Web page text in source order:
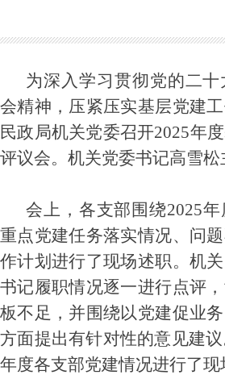
为深入学习贯彻党的二
会精神，压紧压实基层党建
民政局机关党委召开2025年
评议会。机关党委书记高雪松
会上，各支部围绕2025
重点党建任务落实情况、问
作计划进行了现场述职。机
书记履职情况逐一进行点评
板不足，并围绕以党建促业
方面提出有针对性的意见建
年度各支部党建情况进行了现